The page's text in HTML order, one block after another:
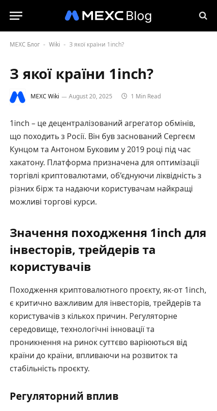
MEXC Блог - Wiki - З якої країни 1inch?
З якої країни 1inch?
MEXC Wiki August 20, 2025 1 Min Read
1inch – це децентралізований агрегатор обмінів,
що походить з Росії. Він був заснований Сергеєм
Кунцом та Антоном Буковим у 2019 році під час
хакатону. Платформа призначена для оптимізації
торгівлі криптовалютами, об’єднуючи ліквідність з
різних бірж та надаючи користувачам найкращі
можливі торгові курси.
Значення походження 1inch для
інвесторів, трейдерів та
користувачів
Походження криптовалютного проєкту, як-от 1inch,
є критично важливим для інвесторів, трейдерів та
користувачів з кількох причин. Регуляторне
середовище, технологічні інновації та
проникнення на ринок суттєво варіюються від
країни до країни, впливаючи на розвиток та
стабільність проєкту.
Регуляторний вплив